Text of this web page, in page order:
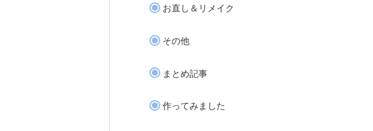
お直し＆リメイク
その他
まとめ記事
作ってみました